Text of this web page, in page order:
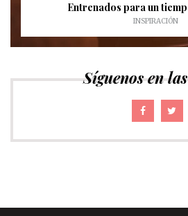
Entrenados para un
INSPIRACIÓN
Síguenos en